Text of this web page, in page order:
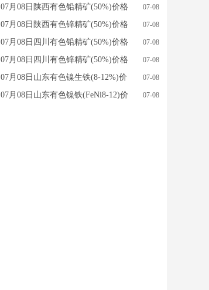
行情参考
07月08日陕西有色铅精矿(50%)价格
行情参考
07-08
07月08日陕西有色锌精矿(50%)价格
行情参考
07-08
07月08日四川有色铅精矿(50%)价格
行情参考
07-08
07月08日四川有色锌精矿(50%)价格
行情参考
07-08
07月08日山东有色镍生铁(8-12%)价
格行情参考
07-08
07月08日山东有色镍铁(FeNi8-12)价
07-08